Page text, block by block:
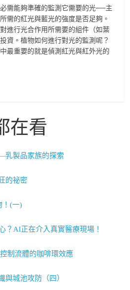
需能夠準確的監測它需要的光──主
需的紅光與藍光的強度是否足夠。
進行光合作用所需要的組件（如葉
資。植物如何進行對光的監測呢？
最重要的就是偵測紅光與紅外光的
在看
製品家族的探索
的祕密
！(一)
？AI正在介入真實醫療現場！
制流體的咖啡環效應
與城池攻防（四）